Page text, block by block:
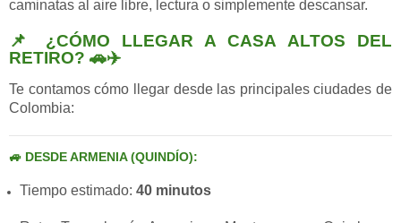
caminatas al aire libre, lectura o simplemente descansar.
📌 ¿CÓMO LLEGAR A CASA ALTOS DEL
RETIRO? 🚗✈️
Te contamos cómo llegar desde las principales ciudades de
Colombia:
🚙 DESDE ARMENIA (QUINDÍO):
Tiempo estimado: 40 minutos